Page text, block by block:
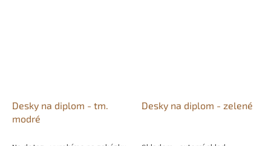
Desky na diplom - tm.
modré
Desky na diplom - zelené